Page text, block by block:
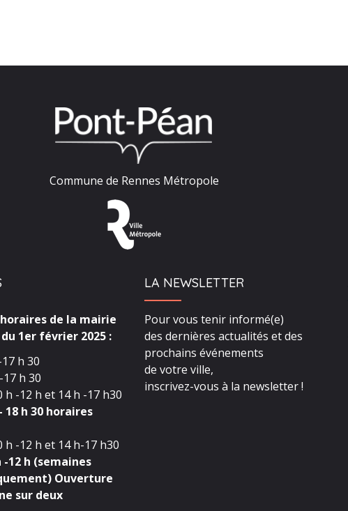
Commune de Rennes Métropole
de la mairie
1er février 2025 :
h 30
h 30
h -12 h et 14 h -17 h30
18 h 30 horaires
h -12 h et 14 h-17 h30
-12 h (semaines
Ouverture
sur deux
LA NEWSLETTER
Pour vous tenir informé(e)
des dernières actualités et des
prochains événements
de votre ville,
inscrivez-vous à la newsletter !